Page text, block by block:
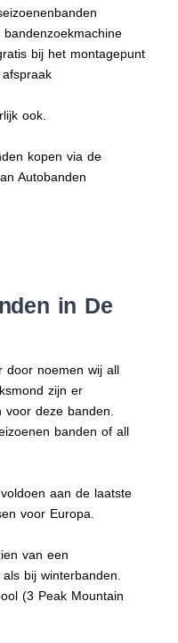
bij het montagepunt
ook.
kopen via de
Autobanden
in De
door noemen wij all
zijn er
deze banden.
banden of all
aan de laatste
voor Europa.
van een
bij winterbanden.
(3 Peak Mountain